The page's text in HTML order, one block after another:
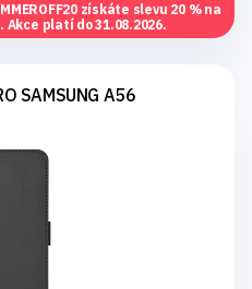
získáte slevu 20 % na
platí do 31.08.2026.
SAMSUNG A56